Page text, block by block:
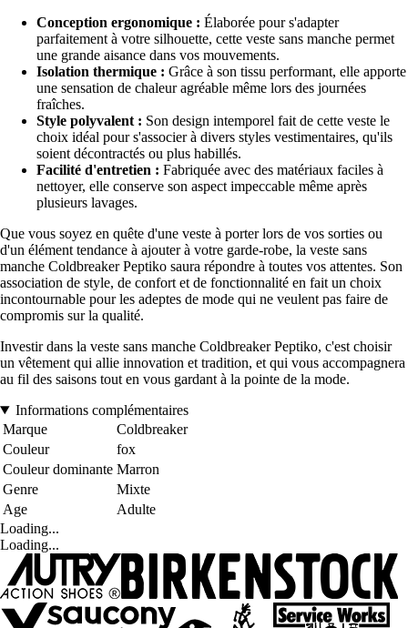
Conception ergonomique : Élaborée pour s'adapter
parfaitement à votre silhouette, cette veste sans manche permet
une grande aisance dans vos mouvements.
Isolation thermique : Grâce à son tissu performant, elle apporte
une sensation de chaleur agréable même lors des journées
fraîches.
Style polyvalent : Son design intemporel fait de cette veste le
choix idéal pour s'associer à divers styles vestimentaires, qu'ils
soient décontractés ou plus habillés.
Facilité d'entretien : Fabriquée avec des matériaux faciles à
nettoyer, elle conserve son aspect impeccable même après
plusieurs lavages.
Que vous soyez en quête d'une veste à porter lors de vos sorties ou
d'un élément tendance à ajouter à votre garde-robe, la veste sans
manche Coldbreaker Peptiko saura répondre à toutes vos attentes. Son
association de style, de confort et de fonctionnalité en fait un choix
incontournable pour les adeptes de mode qui ne veulent pas faire de
compromis sur la qualité.
Investir dans la veste sans manche Coldbreaker Peptiko, c'est choisir
un vêtement qui allie innovation et tradition, et qui vous accompagnera
au fil des saisons tout en vous gardant à la pointe de la mode.
Informations complémentaires
Marque
Coldbreaker
Couleur
fox
Couleur dominante Marron
Genre
Mixte
Age
Adulte
Loading...
Loading...